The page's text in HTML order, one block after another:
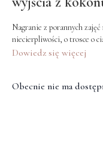
Nagranie z porannych
niecierpliwości, o trosce o
Dowiedz się więcej
Obecnie nie ma